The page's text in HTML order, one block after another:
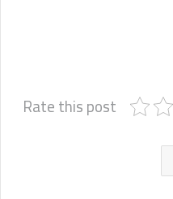
Rate this post